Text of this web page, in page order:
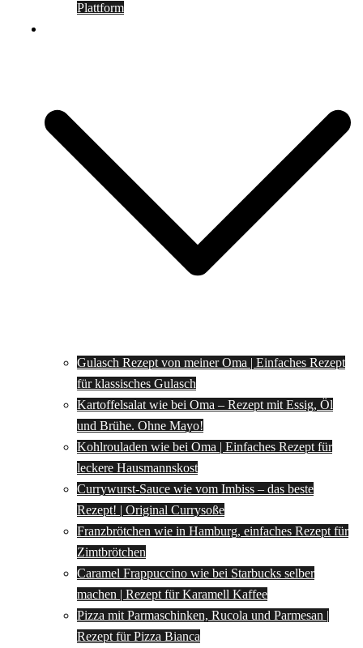
Plattform
Gulasch Rezept von meiner Oma | Einfaches Rezept
für klassisches Gulasch
Kartoffelsalat wie bei Oma – Rezept mit Essig, Öl
und Brühe. Ohne Mayo!
Kohlrouladen wie bei Oma | Einfaches Rezept für
leckere Hausmannskost
Currywurst-Sauce wie vom Imbiss – das beste
Rezept! | Original Currysoße
Franzbrötchen wie in Hamburg, einfaches Rezept für
Zimtbrötchen
Caramel Frappuccino wie bei Starbucks selber
machen | Rezept für Karamell Kaffee
Pizza mit Parmaschinken, Rucola und Parmesan |
Rezept für Pizza Bianca